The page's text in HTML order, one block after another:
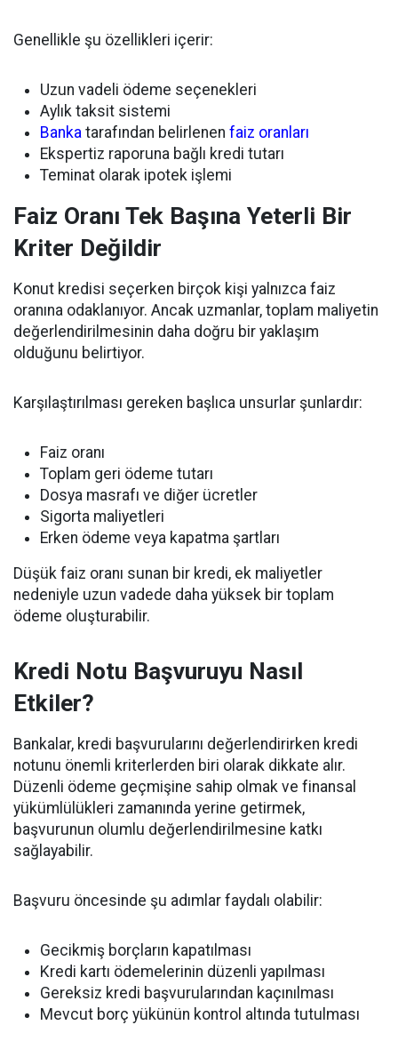
Genellikle şu özellikleri içerir:
Uzun vadeli ödeme seçenekleri
Aylık taksit sistemi
Banka tarafından belirlenen faiz oranları
Ekspertiz raporuna bağlı kredi tutarı
Teminat olarak ipotek işlemi
Faiz Oranı Tek Başına Yeterli Bir
Kriter Değildir
Konut kredisi seçerken birçok kişi yalnızca faiz
oranına odaklanıyor. Ancak uzmanlar, toplam maliyetin
değerlendirilmesinin daha doğru bir yaklaşım
olduğunu belirtiyor.
Karşılaştırılması gereken başlıca unsurlar şunlardır:
Faiz oranı
Toplam geri ödeme tutarı
Dosya masrafı ve diğer ücretler
Sigorta maliyetleri
Erken ödeme veya kapatma şartları
Düşük faiz oranı sunan bir kredi, ek maliyetler
nedeniyle uzun vadede daha yüksek bir toplam
ödeme oluşturabilir.
Kredi Notu Başvuruyu Nasıl
Etkiler?
Bankalar, kredi başvurularını değerlendirirken kredi
notunu önemli kriterlerden biri olarak dikkate alır.
Düzenli ödeme geçmişine sahip olmak ve finansal
yükümlülükleri zamanında yerine getirmek,
başvurunun olumlu değerlendirilmesine katkı
sağlayabilir.
Başvuru öncesinde şu adımlar faydalı olabilir:
Gecikmiş borçların kapatılması
Kredi kartı ödemelerinin düzenli yapılması
Gereksiz kredi başvurularından kaçınılması
Mevcut borç yükünün kontrol altında tutulması